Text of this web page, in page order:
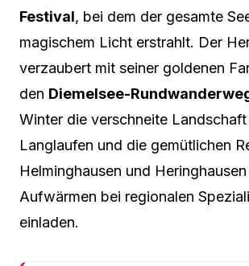
Festival, bei dem der gesamte
magischem Licht erstrahlt. Der
verzaubert mit seiner goldenen
den Diemelsee-
Winter die verschneite Landschaft
Langlaufen und die gemütlichen
Helminghausen und
Aufwärmen bei regionalen
einladen.